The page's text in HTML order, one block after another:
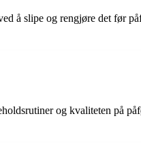
å slipe og rengjøre det før
og kvaliteten på